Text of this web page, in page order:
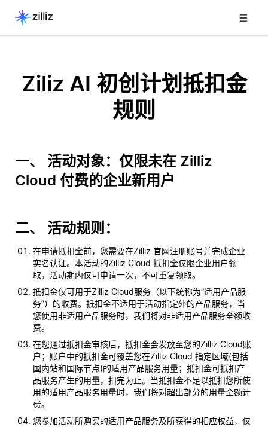
Ziliz AI 初创计划抵扣金
规则
一、 活动对象：仅限未在 Zilliz
Cloud 付费的企业新用户
二、 活动规则：
在申请抵扣金前，您需要在Zilliz 官网注册账号并完成企业
实名认证。本活动的Zilliz Cloud 抵扣金仅限企业用户领
取，活动期内仅可申请一次，不可重复领取。
抵扣金仅可用于Zilliz Cloud服务（以下统称为“适用产品服
务”）的收费。抵扣金不适用于活动指定外的产品服务，当
您使用非适用产品服务时，我们将对非适用产品服务全额收
费。
在您通过抵扣金审核后，抵扣金会发放至您的Zilliz Cloud账
户；账户中的抵扣金可覆盖您在Zilliz Cloud 指定区域(包括
国内站和国际节点)的适用产品服务用量；抵扣金可抵扣产
品服务产生的用量，扣完为止。当抵扣金不足以抵扣您所使
用的适用产品服务用量时，我们将对超出部分的用量全额计
费。
您参加活动所购买的适用产品服务及所获得的相应权益，仅